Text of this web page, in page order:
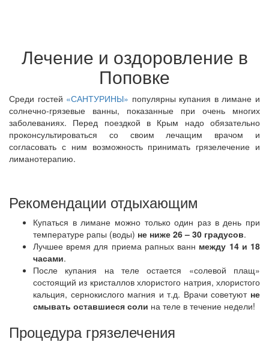
Лечение и оздоровление в
Поповке
Среди гостей «САНТУРИНЫ» популярны купания в лимане и
солнечно-грязевые ванны, показанные при очень многих
заболеваниях. Перед поездкой в Крым надо обязательно
проконсультироваться со своим лечащим врачом и
согласовать с ним возможность принимать грязелечение и
лиманотерапию.
Рекомендации отдыхающим
Купаться в лимане можно только один раз в день при
температуре рапы (воды) не ниже 26 – 30 градусов.
Лучшее время для приема рапных ванн между 14 и 18
часами.
После купания на теле остается «солевой плащ»
состоящий из кристаллов хлористого натрия, хлористого
кальция, сернокислого магния и т.д. Врачи советуют не
смывать оставшиеся соли на теле в течение недели!
Процедура грязелечения